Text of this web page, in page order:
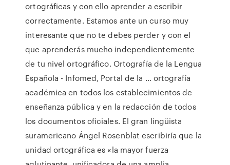
ortográficas y con ello aprender a escribir
correctamente. Estamos ante un curso muy
interesante que no te debes perder y con el
que aprenderás mucho independientemente
de tu nivel ortográfico. Ortografía de la Lengua
Española - Infomed, Portal de la ... ortografía
académica en todos los establecimientos de
enseñanza pública y en la redacción de todos
los documentos oficiales. El gran lingüista
suramericano Ángel Rosenblat escribiría que la
unidad ortográfica es «la mayor fuerza